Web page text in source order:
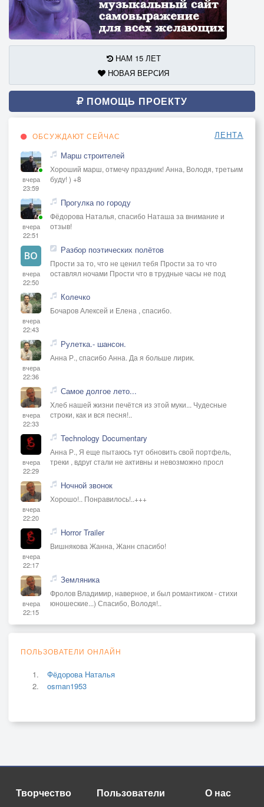
НАМ 15 ЛЕТ
НОВАЯ ВЕРСИЯ
ПОМОЩЬ ПРОЕКТУ
ОБСУЖДАЮТ СЕЙЧАС ЛЕНТА
вчера
23:59
Марш строителей
Хороший марш, отмечу праздник! Анна, Володя, третьим
буду! ) +8
вчера
22:51
Прогулка по городу
Фёдорова Наталья, спасибо Наташа за внимание и
отзыв!
вчера
22:50
Разбор поэтических полётов
Прости за то, что не ценил тебя Прости за то что
оставлял ночами Прости что в трудные часы не под
вчера
22:43
Колечко
Бочаров Алексей и Елена , спасибо.
вчера
22:36
Рулетка.- шансон.
Анна Р., спасибо Анна. Да я больше лирик.
вчера
22:33
Самое долгое лето...
Хлеб нашей жизни печётся из этой муки... Чудесные
строки, как и вся песня!..
вчера
22:29
Technology Documentary
Анна Р., Я еще пытаюсь тут обновить свой портфель,
треки , вдруг стали не активны и невозможно просл
вчера
22:20
Ночной звонок
Хорошо!.. Понравилось!..+++
вчера
22:17
Horror Trailer
Вишнякова Жанна, Жанн спасибо!
вчера
22:15
Земляника
Фролов Владимир, наверное, и был романтиком - стихи
юношеские...) Спасибо, Володя!..
ПОЛЬЗОВАТЕЛИ ОНЛАЙН
Фёдорова Наталья
osman1953
Творчество Пользователи О нас